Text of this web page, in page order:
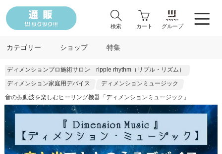
検索 カート グループ
カテゴリー ショップ 特集
ディメンションプロ施術サロン ripple rhythm（リプル・リズム）
ディメンション家庭用デバイス
ディメンションミュージック
音の振動波を楽しむヒーリング機器「ディメンションミュージック」